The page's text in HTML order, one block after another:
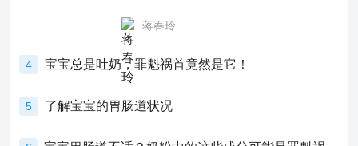
蒋春玲
4 宝宝总是吐奶，罪魁祸首竟然是它！
5 了解宝宝的胃肠道状况